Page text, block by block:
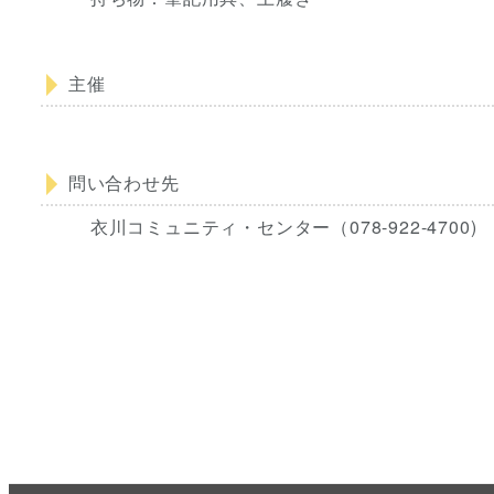
主催
問い合わせ先
衣川コミュニティ・センター（078-922-4700)